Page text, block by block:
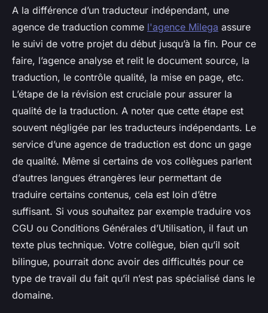
A la différence d’un traducteur indépendant, une
agence de traduction comme l'agence Milega assure
le suivi de votre projet du début jusqu’à la fin. Pour ce
faire, l’agence analyse et relit le document source, la
traduction, le contrôle qualité, la mise en page, etc.
L’étape de la révision est cruciale pour assurer la
qualité de la traduction. A noter que cette étape est
souvent négligée par les traducteurs indépendants. Le
service d’une agence de traduction est donc un gage
de qualité. Même si certains de vos collègues parlent
d’autres langues étrangères leur permettant de
traduire certains contenus, cela est loin d’être
suffisant. Si vous souhaitez par exemple traduire vos
CGU ou Conditions Générales d’Utilisation, il faut un
texte plus technique. Votre collègue, bien qu’il soit
bilingue, pourrait donc avoir des difficultés pour ce
type de travail du fait qu’il n’est pas spécialisé dans le
domaine.